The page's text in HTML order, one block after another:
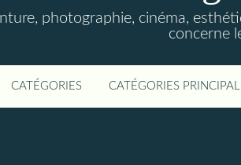
photographie, cinéma,
concerne
CATÉGORIES CATÉGORIES